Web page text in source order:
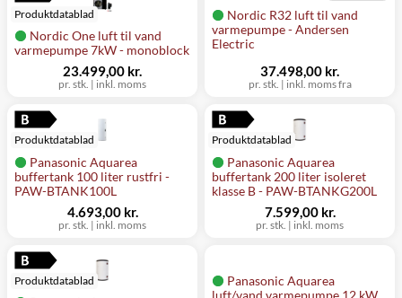
Nordic One luft til vand
varmepumpe 7kW - monoblock
Produktdatablad
pr. stk. | inkl. moms
23.499,00 kr.
Nordic R32 luft til vand
varmepumpe - Andersen
Electric
pr. stk. | inkl. moms fra
37.498,00 kr.
Panasonic Aquarea
buffertank 100 liter rustfri -
PAW-BTANK100L
Produktdatablad
pr. stk. | inkl. moms
4.693,00 kr.
Panasonic Aquarea
buffertank 200 liter isoleret
klasse B - PAW-BTANKG200L
Produktdatablad
pr. stk. | inkl. moms
7.599,00 kr.
Produktdatablad
Panasonic Aquarea
luft/vand varmepumpe 12 kW